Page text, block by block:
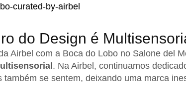
do Design é
Airbel com a Boca do Lobo no Salone del
. Na Airbel, continuamos
também se sentem, deixando uma marca